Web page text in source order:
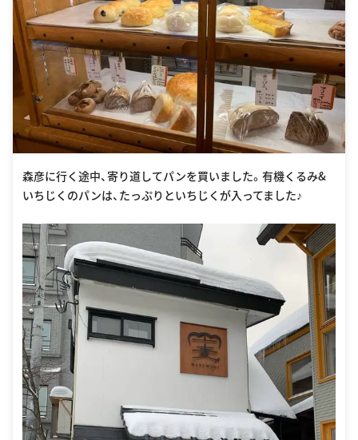
森彦に行く途中、寄り道してパンを買いました。有機くるみ&
いちじくのパンは、たっぷりといちじくが入ってました♪